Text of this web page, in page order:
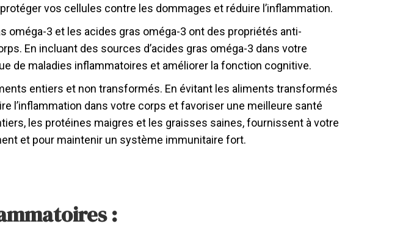
vos cellules contre les dommages et réduire l’inflammation.
oméga-3 et les acides gras oméga-3 ont des propriétés anti-
En incluant des sources d’acides gras oméga-3 dans votre
de maladies inflammatoires et améliorer la fonction cognitive.
entiers et non transformés. En évitant les aliments transformés
l’inflammation dans votre corps et favoriser une meilleure santé
les protéines maigres et les graisses saines, fournissent à votre
et pour maintenir un système immunitaire fort.
: